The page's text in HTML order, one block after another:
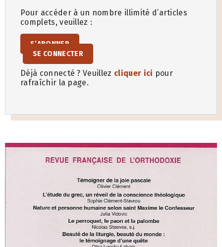
Pour accéder à un nombre illimité d’articles
complets, veuillez :
S’ABONNER
SE CONNECTER
Déjà connecté ? Veuillez cliquer ici pour
rafraîchir la page.